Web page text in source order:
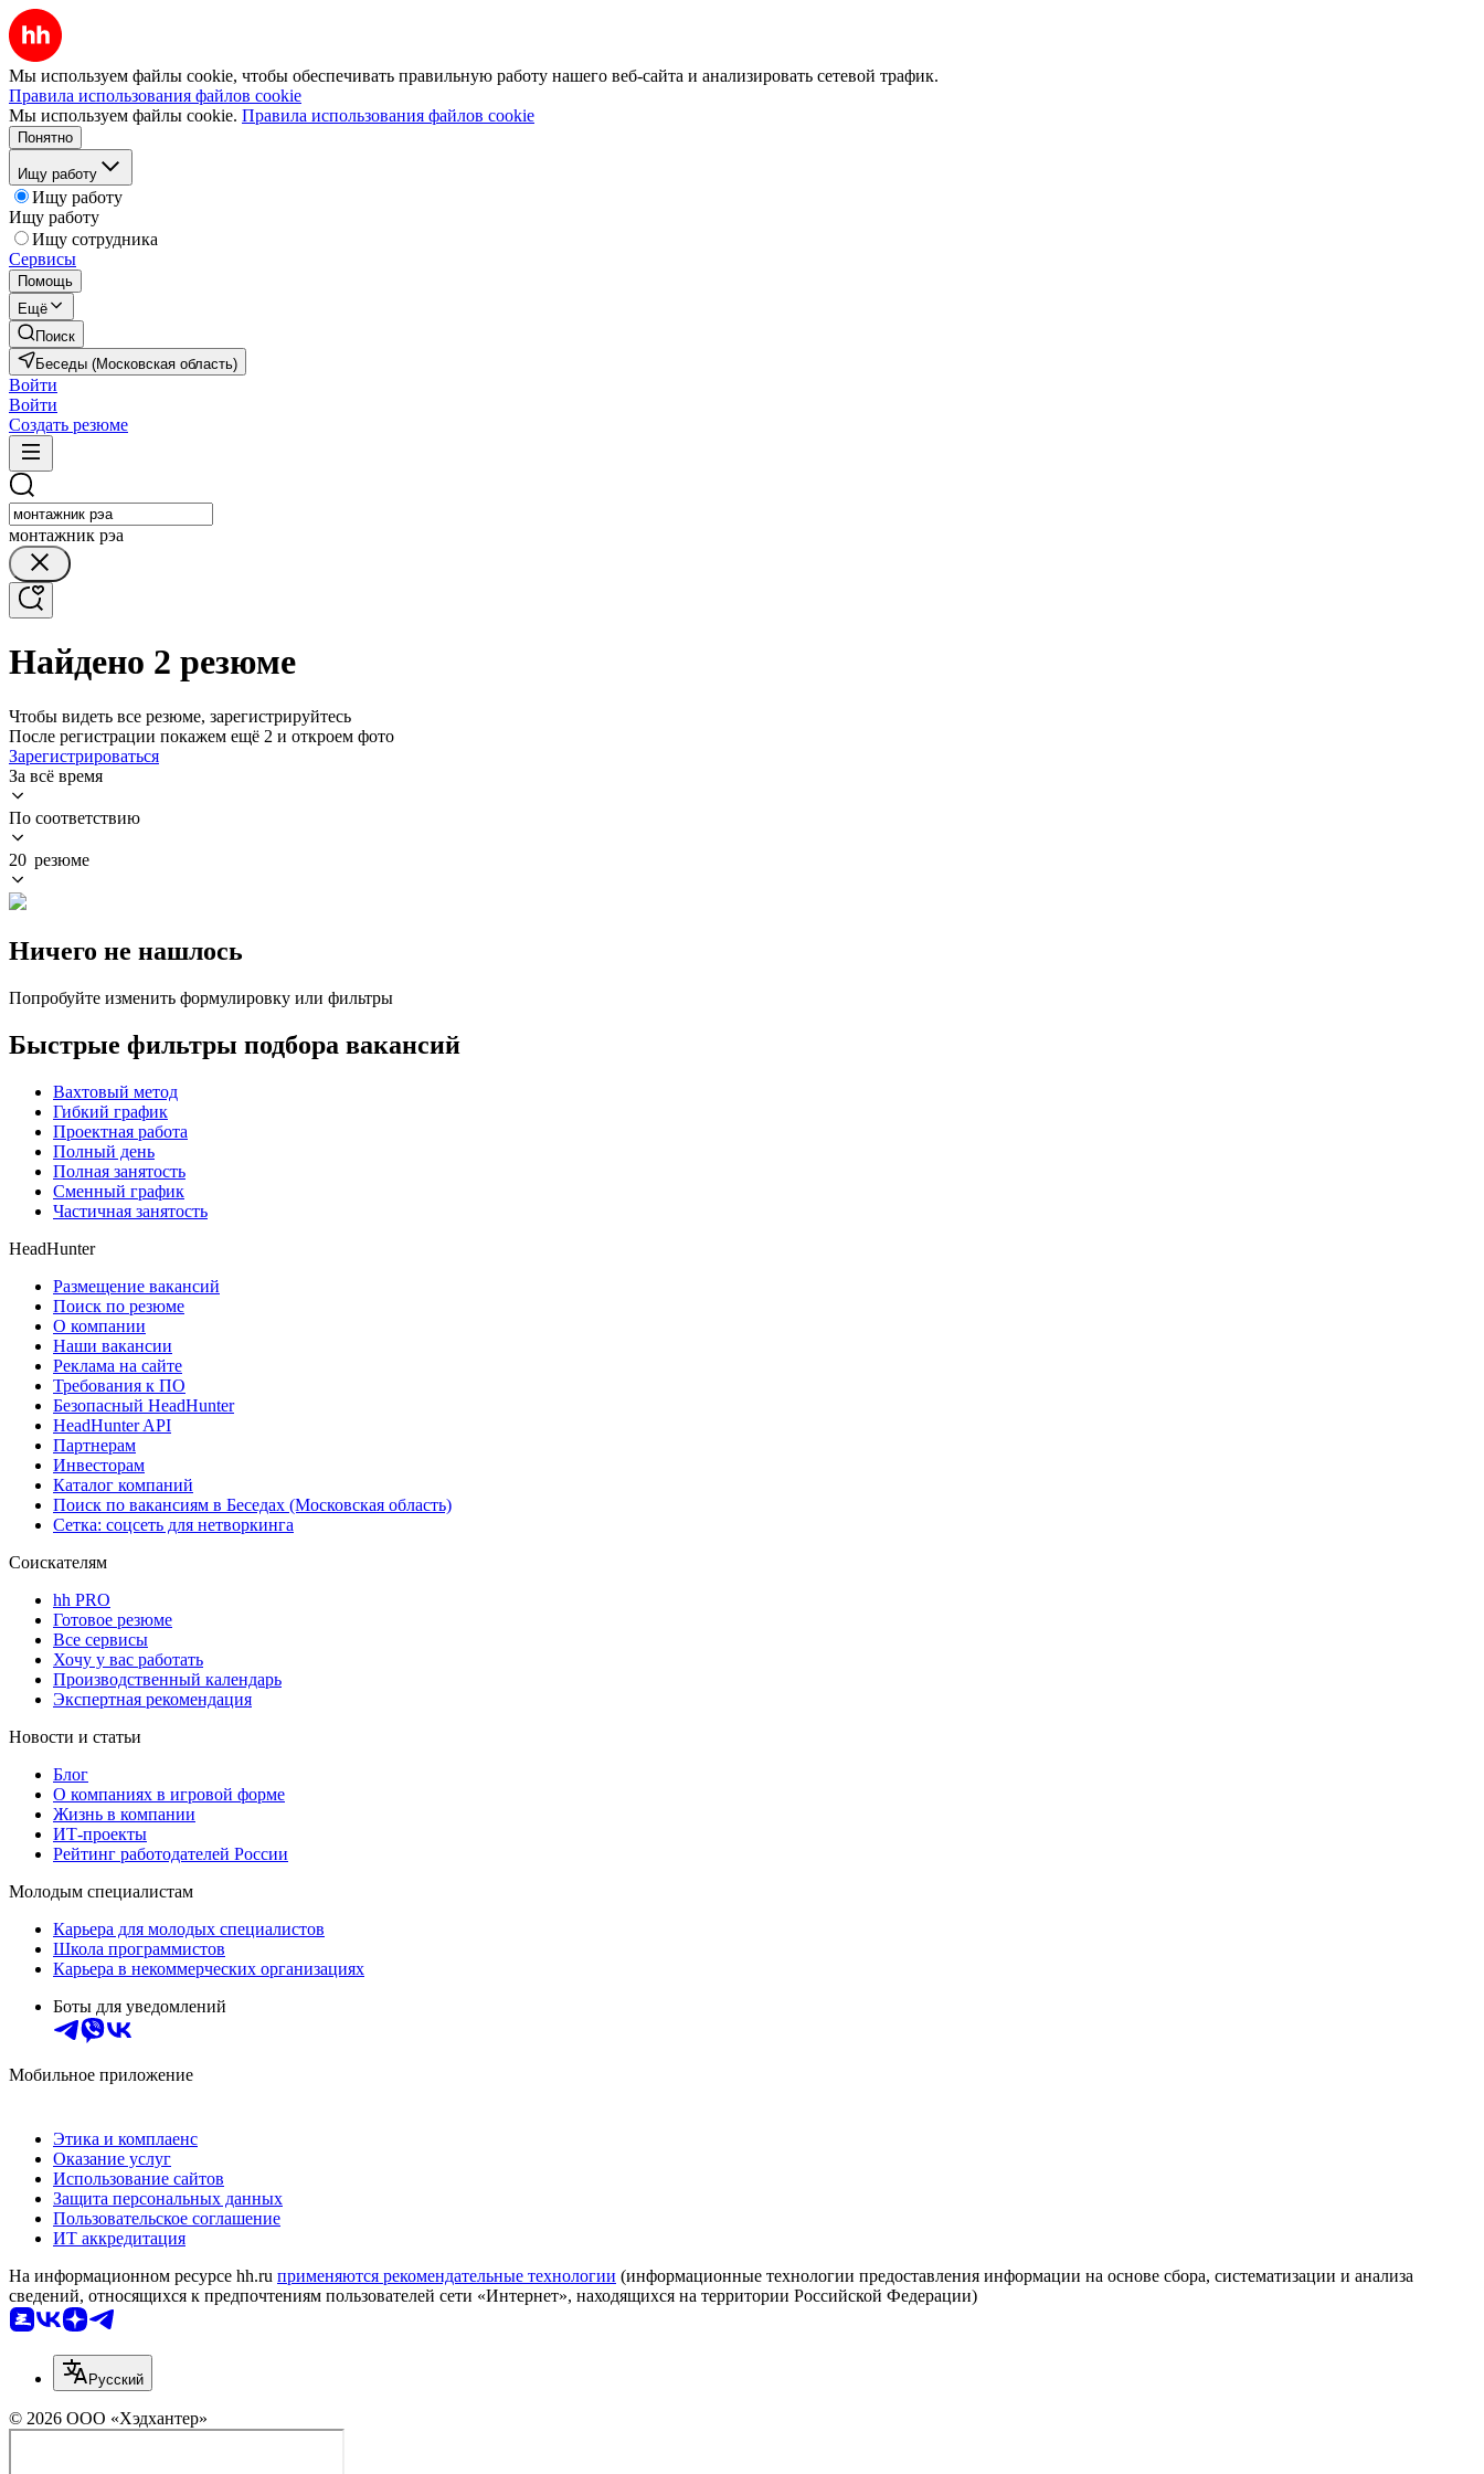
Мы используем файлы cookie, чтобы обеспечивать правильную работу нашего веб-сайта и анализировать сетевой трафик.
Правила использования файлов cookie
Мы используем файлы cookie. Правила использования файлов cookie
Понятно
Ищу работу
Ищу работу
Ищу работу
Ищу сотрудника
Сервисы
Помощь
Ещё
Поиск
Беседы (Московская область)
Войти
Войти
Создать резюме
монтажник рэа
Найдено 2 резюме
Чтобы видеть все резюме, зарегистрируйтесь
После регистрации покажем ещё 2 и откроем фото
Зарегистрироваться
За всё время
По соответствию
20 резюме
Ничего не нашлось
Попробуйте изменить формулировку или фильтры
Быстрые фильтры подбора вакансий
Вахтовый метод
Гибкий график
Проектная работа
Полный день
Полная занятость
Сменный график
Частичная занятость
HeadHunter
Размещение вакансий
Поиск по резюме
О компании
Наши вакансии
Реклама на сайте
Требования к ПО
Безопасный HeadHunter
HeadHunter API
Партнерам
Инвесторам
Каталог компаний
Поиск по вакансиям в Беседах (Московская область)
Сетка: соцсеть для нетворкинга
Соискателям
hh PRO
Готовое резюме
Все сервисы
Хочу у вас работать
Производственный календарь
Экспертная рекомендация
Новости и статьи
Блог
О компаниях в игровой форме
Жизнь в компании
ИТ-проекты
Рейтинг работодателей России
Молодым специалистам
Карьера для молодых специалистов
Школа программистов
Карьера в некоммерческих организациях
Боты для уведомлений
Мобильное приложение
Этика и комплаенс
Оказание услуг
Использование сайтов
Защита персональных данных
Пользовательское соглашение
ИТ аккредитация
На информационном ресурсе hh.ru применяются рекомендательные технологии (информационные технологии предоставления информации на основе сбора, систематизации и анализа
сведений, относящихся к предпочтениям пользователей сети «Интернет», находящихся на территории Российской Федерации)
Русский
© 2026 ООО «Хэдхантер»